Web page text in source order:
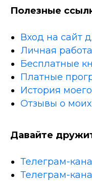
Полезные
Вход на сайт
Личная
Бесплатные
Платные
История
Отзывы о
Давайте
Телеграм-
Телеграм-